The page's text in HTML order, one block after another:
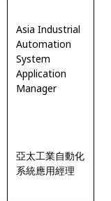
Asia Industrial
Automation
System
Application
Manager
亞太工業自動化
系統應用經理